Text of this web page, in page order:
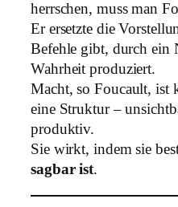
herrschen, muss man
Er ersetzte die
Befehle gibt, durch ein
Wahrheit produziert.
Macht, so Foucault, ist
eine Struktur –
produktiv.
Sie wirkt, indem sie
sagbar ist.